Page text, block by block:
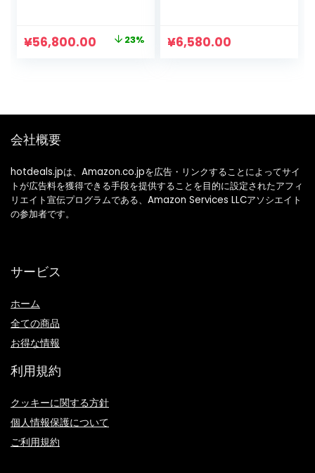
元
は
¥73,700.00
で
し
た。
¥56,800.00
格
で
す。
23%
トミロワールダブル
フェセットファセッ
¥6,580.00
会社概要
hotdeals.jpは、Amazon.co.jpを広告・リンクすることによってサイ
トが広告料を獲得できる手段を提供することを目的に設定されたアフィ
リエイト宣伝プログラムである、Amazon Services LLCアソシエイト
の参加者です。
サービス
ホーム
全ての商品
お得な情報
利用規約
クッキーに関する方針
個人情報保護について
ご利用規約